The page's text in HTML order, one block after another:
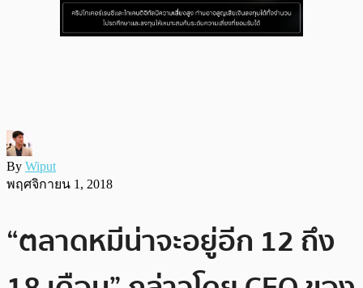
By Wiput
พฤศจิกายน 1, 2018
“ตลาดหมีน่าจะอยู่อีก 12 ถึง